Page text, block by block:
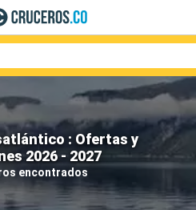
: Ofertas y
2026 - 2027
encontrados
Buscar